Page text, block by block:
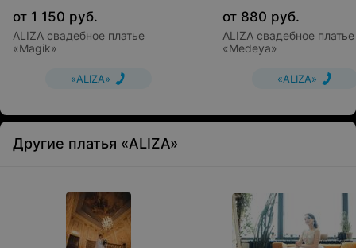
от 1 150 руб.
ALIZA свадебное платье
«Magik»
«ALIZA»
от 880 руб.
ALIZA свадебное платье
«Medeya»
«ALIZA»
Другие платья «ALIZA»